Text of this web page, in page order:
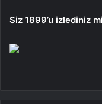
Siz 1899’u izlediniz